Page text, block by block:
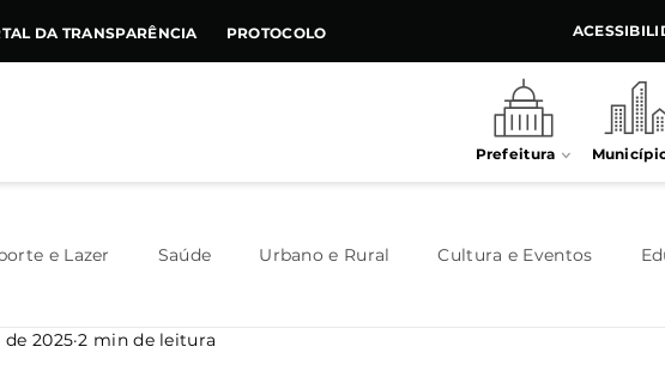
DA TRANSPARÊNCIA PROTOCOLO
Prefeitura
e Lazer Saúde Urbano e Rural Cultura e Eventos
Geral Meio Ambiente
de 2025 2 min de leitura